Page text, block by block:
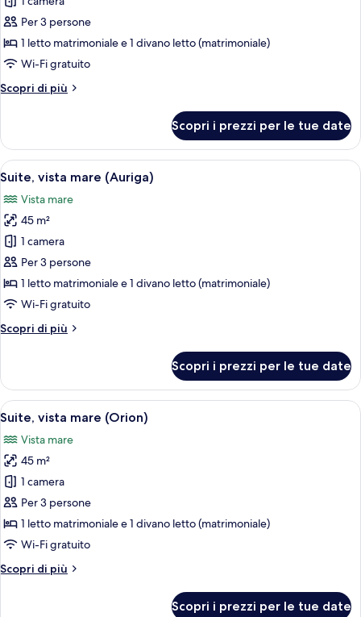
Suite,
vista
mare
Major)
Per 3 persone
1 letto matrimoniale e 1 divano letto (matrimoniale)
Wi-Fi gratuito
Scopri di più
Altri
vista
mare
(Ursa
Scopri i prezzi per le tue date
Apri
tutte
le
foto
per
Suite,
vista
mare
(Auriga)
Una camera da letto con un letto,
16
Suite, vista mare (Auriga)
Vista mare
45 m²
1 camera
Per 3 persone
1 letto matrimoniale e 1 divano letto (matrimoniale)
Wi-Fi gratuito
Scopri di più
Altri
vista
mare
(Auriga)
Scopri i prezzi per le tue date
Apri
tutte
le
foto
per
Suite,
vista
mare
Una camera da letto con un letto,
7
Suite, vista mare (Orion)
Vista mare
45 m²
1 camera
Per 3 persone
1 letto matrimoniale e 1 divano letto (matrimoniale)
Wi-Fi gratuito
Scopri di più
Altri
Scopri i prezzi per le tue date